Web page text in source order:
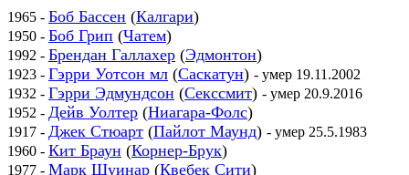
1965 - Боб Бассен (Калгари)
1950 - Боб Грип (Чатем)
1992 - Брендан Галлахер (Эдмонтон)
1923 - Гэрри Уотсон мл (Саскатун) - умер 19.11.2002
1932 - Гэрри Эдмундсон (Секссмит) - умер 20.9.2016
1952 - Дейв Уолтер (Ниагара-Фолс)
1917 - Джек Стюарт (Пайлот Маунд) - умер 25.5.1983
1960 - Кит Браун (Корнер-Брук)
1977 - Марк Шуинар (Квебек Сити)